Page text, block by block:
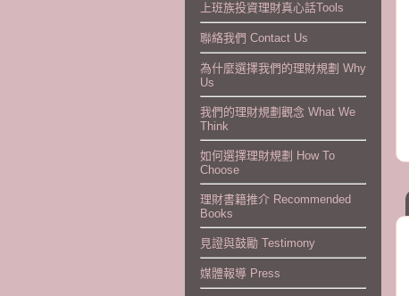
上班族投資理財真心話Tools
聯絡我們 Contact Us
為什麼選擇我們的理財規劃 Why
Us
我們的理財規劃觀念 What We
Think
如何選擇理財規劃 How To
Choose
理財書籍推介 Recommended
Books
見證與鼓勵 Testimony
媒體報導 Press